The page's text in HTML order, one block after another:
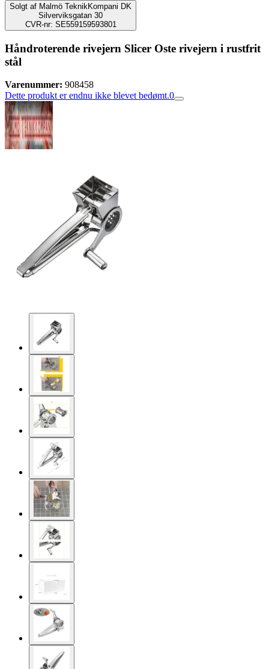
Solgt af Malmö TeknikKompani DK
Silverviksgatan 30
CVR-nr: SE559159593801
Håndroterende rivejern Slicer Oste rivejern i rustfrit
stål
Varenummer: 908458
Dette produkt er endnu ikke blevet bedømt.0